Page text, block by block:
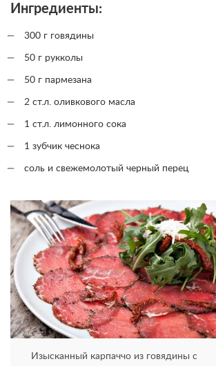
Ингредиенты:
300 г говядины
50 г рукколы
50 г пармезана
2 ст.л. оливкового масла
1 ст.л. лимонного сока
1 зубчик чеснока
соль и свежемолотый черный перец
Изысканный карпаччо из говядины с